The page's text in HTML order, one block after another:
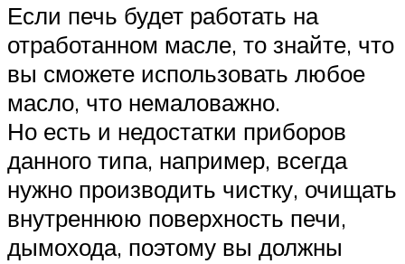
Если печь будет работать на
отработанном масле, то знайте, что
вы сможете использовать любое
масло, что немаловажно.
Но есть и недостатки приборов
данного типа, например, всегда
нужно производить чистку, очищать
внутреннюю поверхность печи,
дымохода, поэтому вы должны